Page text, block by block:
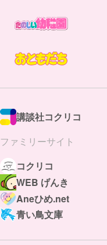
講談社コクリコ
ファミリーサイト
コクリコ
WEB げんき
Aneひめ.net
青い鳥文庫